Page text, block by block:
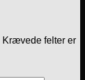
Krævede felter er